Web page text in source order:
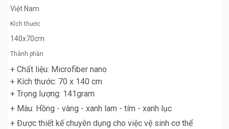
Việt Nam
Kích thước
140x70cm
Thành phần
+ Chất liệu: Microfiber nano
+ Kích thước: 70 x 140 cm
+ Trọng lượng: 141gram
+ Màu: Hồng - vàng - xanh lam - tím - xanh lục
+ Được thiết kế chuyên dụng cho việc vệ sinh cơ thể